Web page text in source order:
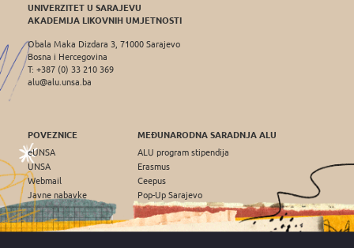
UNIVERZITET U SARAJEVU
AKADEMIJA LIKOVNIH UMJETNOSTI
Obala Maka Dizdara 3, 71000 Sarajevo
Bosna i Hercegovina
T: +387 (0) 33 210 369
alu@alu.unsa.ba
POVEZNICE
eUNSA
UNSA
Webmail
Javne nabavke
MEĐUNARODNA SARADNJA ALU
ALU program stipendija
Erasmus
Ceepus
Pop-Up Sarajevo